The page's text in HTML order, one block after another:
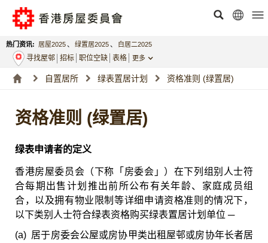
热门资讯: 居屋2025、 绿置居2025、 白居二2025
寻找屋邨 招标 职位空缺 表格 更多
自置居所 绿表置居计划 资格准则 (绿置居)
资格准则 (绿置居)
绿表申请者的定义
香港房屋委员会（下称「房委会」）在下列组别人士符
合每期出售计划推出前所公布有关年龄、家庭成员组
合，以及拥有物业限制等详细申请资格准则的情况下，
以下类别人士符合绿表资格购买绿表置居计划单位 ─
(a) 居于房委会公屋或房协甲类出租屋邨或房协年长者居